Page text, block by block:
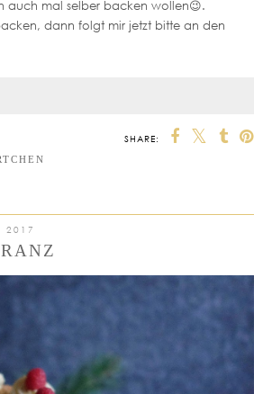
auch mal selber backen wollen😉.
dann folgt mir jetzt bitte an den
SHARE:
2017